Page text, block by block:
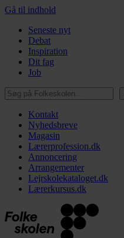
Gå til indhold
Seneste nyt
Debat
Inspiration
Dit fag
Job
Søg på Folkeskolen…
Kontakt
Nyhedsbreve
Magasin
Lærerprofession.dk
Annoncering
Arrangementer
Lejrskolekataloget.dk
Lærerkursus.dk